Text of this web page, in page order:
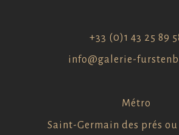
+33 (0)1 43 25 89
info@galerie-
Métro
Saint-Germain des prés